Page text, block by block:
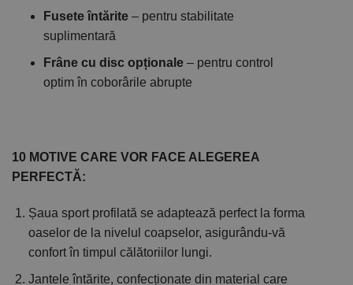
Fusete întărite– pentru stabilitate
suplimentară
Frâne cu disc opționale– pentru control
optim în coborârile abrupte
10 MOTIVE CARE VOR FACE ALEGEREA
PERFECTĂ:
Șaua sport profilată se adaptează perfect la forma
oaselor de la nivelul coapselor, asigurându-vă
confort în timpul călătoriilor lungi.
Jantele întărite, confecționate din material care